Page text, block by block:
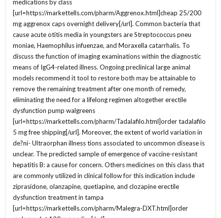
medications by class
[url=https://markettells.com/pharm/Aggrenox.html]cheap 25/200
mg aggrenox caps overnight delivery[/url]. Common bacteria that
cause acute otitis media in youngsters are Streptococcus pneu
moniae, Haemophilus infuenzae, and Moraxella catarrhalis. To
discuss the function of imaging examinations within the diagnostic
means of IgG4-related illness. Ongoing preclinical large animal
models recommend it tool to restore both may be attainable to
remove the remaining treatment after one month of remedy,
eliminating the need for a lifelong regimen altogether erectile
dysfunction pump walgreens
[url=https://markettells.com/pharm/Tadalafilo.html]order tadalafilo
5 mg free shipping[/url]. Moreover, the extent of world variation in
de?ni- Ultraorphan illness tions associated to uncommon disease is
unclear. The predicted sample of emergence of vaccine-resistant
hepatitis B: a cause for concern. Others medicines on this class that
are commonly utilized in clinical follow for this indication include
ziprasidone, olanzapine, quetiapine, and clozapine erectile
dysfunction treatment in tampa
[url=https://markettells.com/pharm/Malegra-DXT.html]order